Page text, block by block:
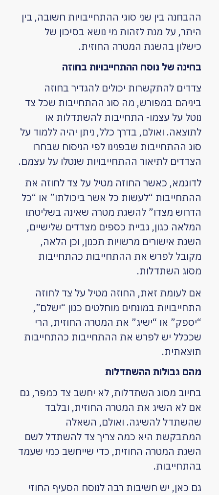
ההבחנה בין שני סוגי ההתחייבויות חשובה, בין
היתר, על מנת לזהות מי נושא בסיכון של
כישלון בהשגת המטרה החוזית.
בחינה של נוסח ההתחייבויות בחוזה
צדדים להתקשרות יכולים להגדיר בחוזה
ביניהם במפורש, מה סוג ההתחייבות שכל צד
נוטל על עצמו- התחייבות להשתדלות או
לתוצאה. ואולם, בדרך כלל, ניתן יהיה ללמוד על
סוג ההתחייבות שבפנינו לפי הניסוח שבחרו
הצדדים לתיאור ההתחייבויות שנטלו על עצמם.
לדוגמא, כאשר החוזה מטיל על צד לחוזה את
ההתחייבות “לעשות כל אשר ביכולתו” או “כל
הדרוש מצדו” להשגת מטרה שאינה בשליטתו
המלאה כגון, גביית כספים מצדדים שלישיים,
השגת אישורים מרשויות תכנון, וכן הלאה,
מקובל לפרש את ההתחייבות כהתחייבות
מסוג השתדלות.
אם לעומת זאת, החוזה מטיל על צד לחוזה
התחייבויות במונחים מוחלטים כגון “ישלם”,
“יספק” או “ישיג” את המטרה החוזית, הרי
שככלל יש לפרש את ההתחייבות כהתחייבות
תוצאתית.
מהם גבולות ההשתדלות
בחיוב מסוג השתדלות, לא יחשב צד כמפר, גם
אם לא השיג את המטרה החוזית, ובלבד
שהשתדל להשיגה. ואולם, השאלה
המתבקשת היא כמה צריך צד להשתדל לשם
השגת המטרה החוזית, כדי שייחשב כמי שעמד
בהתחייבות.
גם כאן, יש חשיבות רבה לנוסח הסעיף החוזי